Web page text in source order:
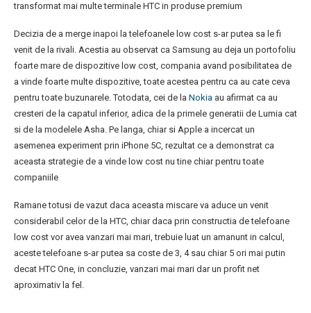
transformat mai multe terminale HTC in produse premium
Decizia de a merge inapoi la telefoanele low cost s-ar putea sa le fi
venit de la rivali. Acestia au observat ca Samsung au deja un portofoliu
foarte mare de dispozitive low cost, compania avand posibilitatea de
a vinde foarte multe dispozitive, toate acestea pentru ca au cate ceva
pentru toate buzunarele. Totodata, cei de la Nokia au afirmat ca au
cresteri de la capatul inferior, adica de la primele generatii de Lumia cat
si de la modelele Asha. Pe langa, chiar si Apple a incercat un
asemenea experiment prin iPhone 5C, rezultat ce a demonstrat ca
aceasta strategie de a vinde low cost nu tine chiar pentru toate
companiile
Ramane totusi de vazut daca aceasta miscare va aduce un venit
considerabil celor de la HTC, chiar daca prin constructia de telefoane
low cost vor avea vanzari mai mari, trebuie luat un amanunt in calcul,
aceste telefoane s-ar putea sa coste de 3, 4 sau chiar 5 ori mai putin
decat HTC One, in concluzie, vanzari mai mari dar un profit net
aproximativ la fel.